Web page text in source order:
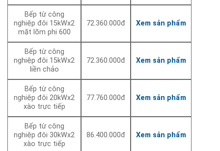
Bếp từ công
nghiệp đôi 15kWx2
mặt lõm phi 600
72.360.000đ Xem sản phẩm
Bếp từ công
nghiệp đôi 15kWx2
liền chảo
72.360.000đ Xem sản phẩm
Bếp từ công
nghiệp đôi 20kWx2
xào trực tiếp
77.760.000đ Xem sản phẩm
Bếp từ công
nghiệp đôi 30kWx2
xào trực tiếp
86.400.000đ Xem sản phẩm